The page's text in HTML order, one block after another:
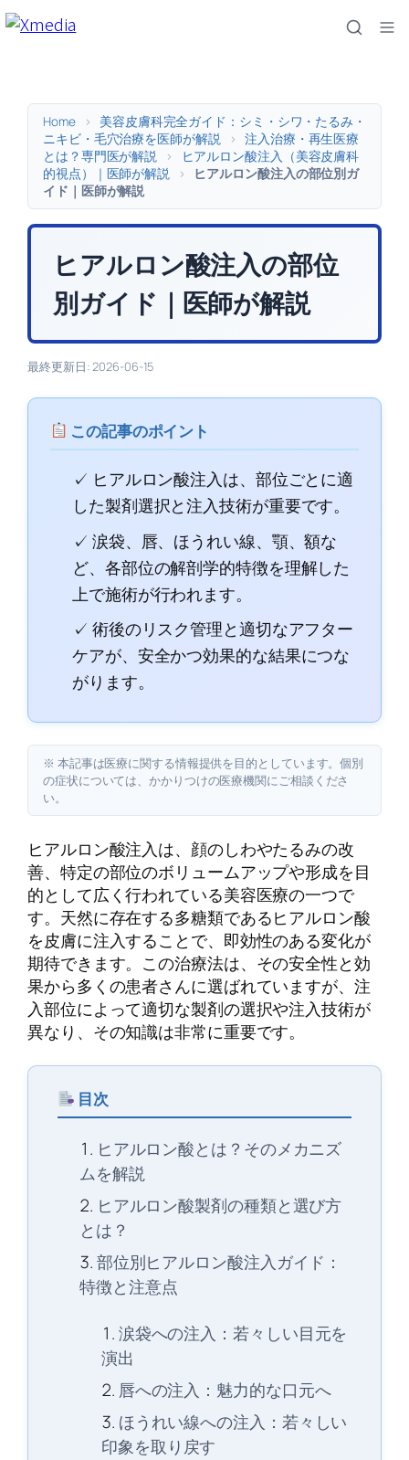
内
Home >
美容皮膚科完全ガイド：シミ・シワ・たるみ・
ニキビ・毛穴治療を医師が解説
>
注入治療・再生医療
とは？専門医が解説
>
ヒアルロン酸注入（美容皮膚科
的視点）｜医師が解説
>
ヒアルロン酸注入の部位別ガ
イド｜医師が解説
ヒアルロン酸注入の部位
別ガイド｜医師が解説
最終更新日: 2026-06-15
この記事のポイント
✓ ヒアルロン酸注入は、部位ごとに適
した製剤選択と注入技術が重要です。
✓ 涙袋、唇、ほうれい線、顎、額な
ど、各部位の解剖学的特徴を理解した
上で施術が行われます。
✓ 術後のリスク管理と適切なアフター
ケアが、安全かつ効果的な結果につな
がります。
※ 本記事は医療に関する情報提供を目的としています。個別
の症状については、かかりつけの医療機関にご相談くださ
い。
ヒアルロン酸注入は、顔のしわやたるみの改
善、特定の部位のボリュームアップや形成を目
的として広く行われている美容医療の一つで
す。天然に存在する多糖類であるヒアルロン酸
を皮膚に注入することで、即効性のある変化が
期待できます。この治療法は、その安全性と効
果から多くの患者さんに選ばれていますが、注
入部位によって適切な製剤の選択や注入技術が
異なり、その知識は非常に重要です。
目次
ヒアルロン酸とは？そのメカニズ
ムを解説
ヒアルロン酸製剤の種類と選び方
とは？
部位別ヒアルロン酸注入ガイド：
特徴と注意点
涙袋への注入：若々しい目元を
演出
唇への注入：魅力的な口元へ
ほうれい線への注入：若々しい
印象を取り戻す